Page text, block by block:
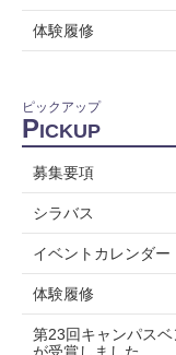
体験履修
ピックアップ
PICKUP
募集要項
シラバス
イベントカレンダー
体験履修
第23回キャンパス